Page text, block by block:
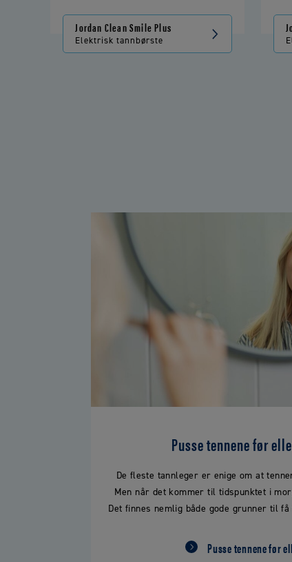
Jordan Clean Smile Plus
Elektrisk tannbørste
Pusse tennene før
De fleste tannleger er enige om at
Men når det kommer til tidspunktet i
Det finnes nemlig både gode grunner til
Pusse tennene før